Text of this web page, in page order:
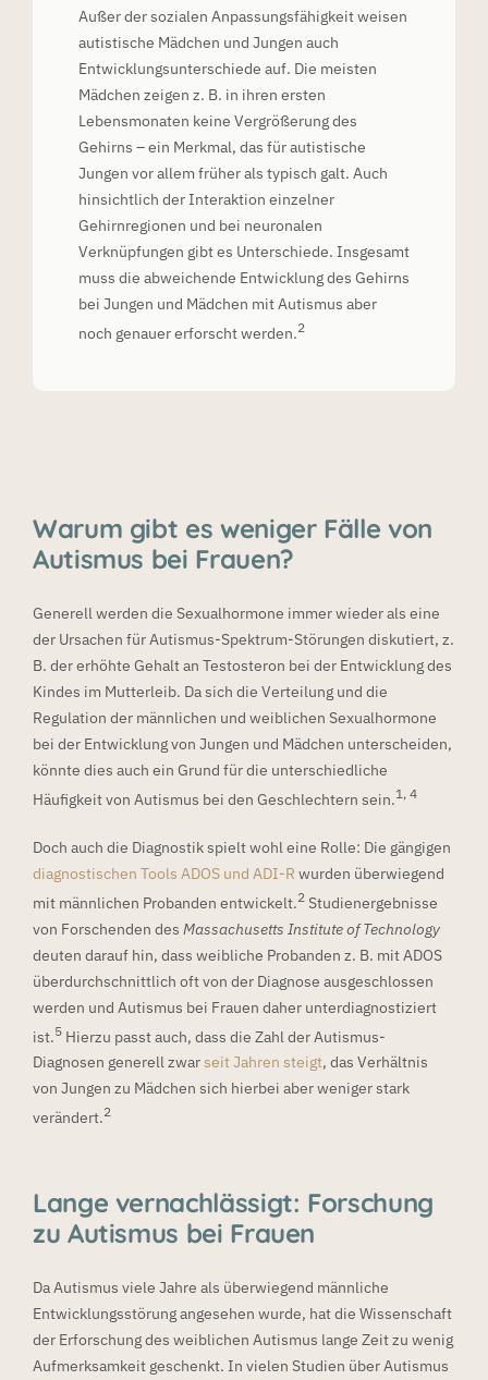
Außer der sozialen Anpassungsfähigkeit weisen
autistische Mädchen und Jungen auch
Entwicklungsunterschiede auf. Die meisten
Mädchen zeigen z. B. in ihren ersten
Lebensmonaten keine Vergrößerung des
Gehirns – ein Merkmal, das für autistische
Jungen vor allem früher als typisch galt. Auch
hinsichtlich der Interaktion einzelner
Gehirnregionen und bei neuronalen
Verknüpfungen gibt es Unterschiede. Insgesamt
muss die abweichende Entwicklung des Gehirns
bei Jungen und Mädchen mit Autismus aber
noch genauer erforscht werden.2
Warum gibt es weniger Fälle von
Autismus bei Frauen?
Generell werden die Sexualhormone immer wieder als eine
der Ursachen für Autismus-Spektrum-Störungen diskutiert, z.
B. der erhöhte Gehalt an Testosteron bei der Entwicklung des
Kindes im Mutterleib. Da sich die Verteilung und die
Regulation der männlichen und weiblichen Sexualhormone
bei der Entwicklung von Jungen und Mädchen unterscheiden,
könnte dies auch ein Grund für die unterschiedliche
Häufigkeit von Autismus bei den Geschlechtern sein.1, 4
Doch auch die Diagnostik spielt wohl eine Rolle: Die gängigen
diagnostischen Tools ADOS und ADI-R wurden überwiegend
mit männlichen Probanden entwickelt.2Studienergebnisse
von Forschenden des Massachusetts Institute of Technology
deuten darauf hin, dass weibliche Probanden z. B. mit ADOS
überdurchschnittlich oft von der Diagnose ausgeschlossen
werden und Autismus bei Frauen daher unterdiagnostiziert
ist.5Hierzu passt auch, dass die Zahl der Autismus-
Diagnosen generell zwarseit Jahren steigt, das Verhältnis
von Jungen zu Mädchen sich hierbei aber weniger stark
verändert.2
Lange vernachlässigt: Forschung
zu Autismus bei Frauen
Da Autismus viele Jahre als überwiegend männliche
Entwicklungsstörung angesehen wurde, hat die Wissenschaft
der Erforschung des weiblichen Autismus lange Zeit zu wenig
Aufmerksamkeit geschenkt. In vielen Studien über Autismus